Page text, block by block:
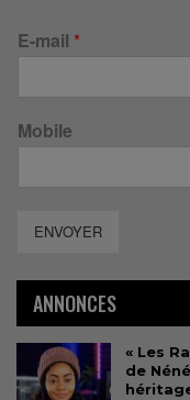
E-mail *
Mobile
ENVOYER
ANNONCES
« Les
de